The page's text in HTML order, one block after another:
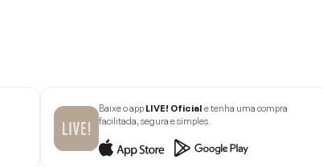
Baixe o appLIVE! Oficiale tenha uma compra
facilitada, segura e simples.